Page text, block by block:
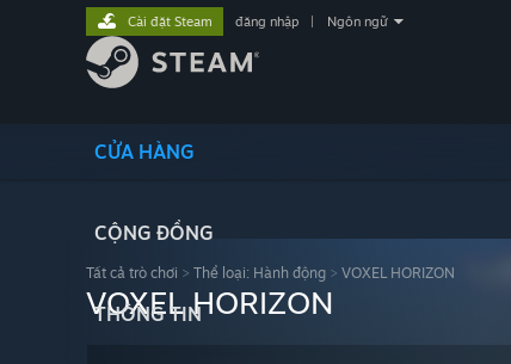
CỬA HÀNG
CỘNG ĐỒNG
THÔNG TIN
Cài đặt Steam đăng nhập Ngôn ngữ
Tất cả trò chơi > Thể loại: Hành động > VOXEL HORIZON
VOXEL HORIZON